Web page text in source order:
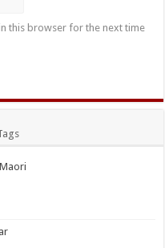
this browser for the next time